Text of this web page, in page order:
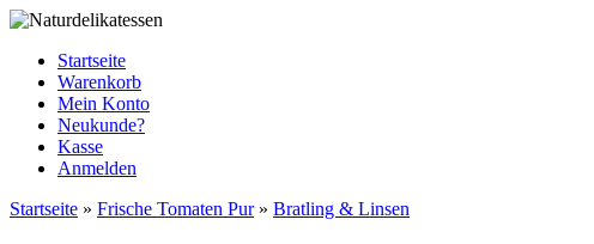
Startseite
Warenkorb
Mein Konto
Neukunde?
Kasse
Anmelden
Startseite » Frische Tomaten Pur» Bratling & Linsen